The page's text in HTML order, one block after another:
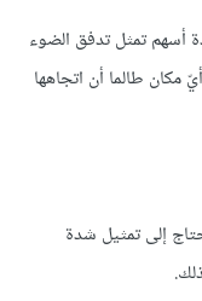
أسهم تمثل تدفق الضوء
طالما أن اتجاهها
إلى تمثيل شدة